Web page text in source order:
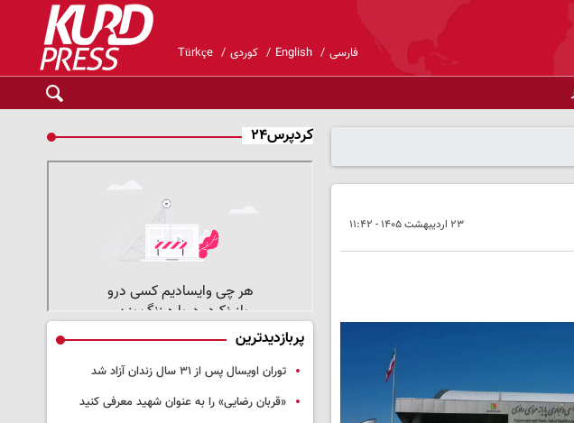
فارسی English کوردی Türkçe
۲۳ اردیبهشت ۱۴۰۵ - ۱۱:۴۲
کردپرس۲۴
پربازدیدترین
توران اویسال پس از ۳۱ سال زندان آزاد شد
«قربان رضایی» را به عنوان شهید معرفی کنید